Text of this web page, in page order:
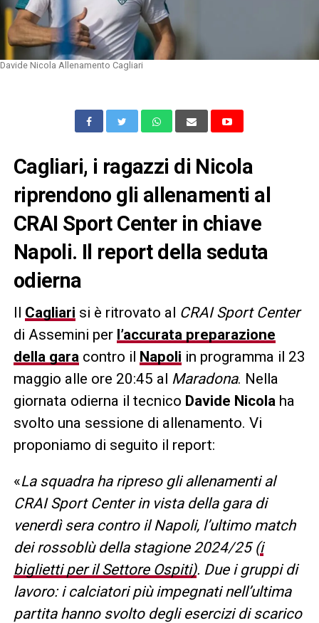
Davide Nicola Allenamento Cagliari
Cagliari, i ragazzi di Nicola
riprendono gli allenamenti al
CRAI Sport Center in chiave
Napoli. Il report della seduta
odierna
Il Cagliari si è ritrovato al CRAI Sport Center
di Assemini per l’accurata preparazione
della garacontro il Napoli in programma il 23
maggio alle ore 20:45 al Maradona. Nella
giornata odierna il tecnico Davide Nicolaha
svolto una sessione di allenamento. Vi
proponiamo di seguito il report:
«La squadra ha ripreso gli allenamenti al
CRAI Sport Center in vista della gara di
venerdì sera contro il Napoli, l’ultimo match
dei rossoblù della stagione 2024/25 (i
biglietti per il Settore Ospiti). Due i gruppi di
lavoro: i calciatori più impegnati nell’ultima
partita hanno svolto degli esercizi di scarico